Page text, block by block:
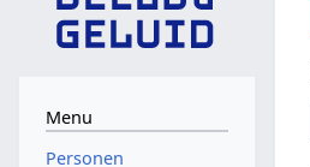
Menu
Personen